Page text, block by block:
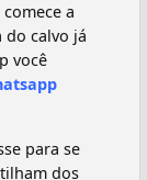
a
do calvo já
você
para se
dos